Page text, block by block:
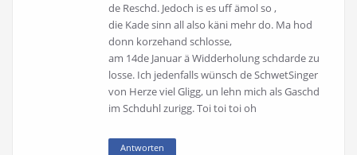
de Reschd. Jedoch is es uff ämol so ,
die Kade sinn all also käni mehr do. Ma hod
donn korzehand schlosse,
am 14de Januar ä Widderholung schdarde zu
losse. Ich jedenfalls wünsch de SchwetSinger
von Herze viel Gligg, un lehn mich als Gaschd
im Schduhl zurigg. Toi toi toi oh
Antworten